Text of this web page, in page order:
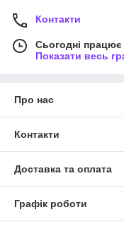
Контакти
Сьогодні
Показати весь
Про нас
Контакти
Доставка та оплата
Графік роботи